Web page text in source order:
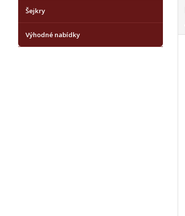
Šejkry
Výhodné nabídky